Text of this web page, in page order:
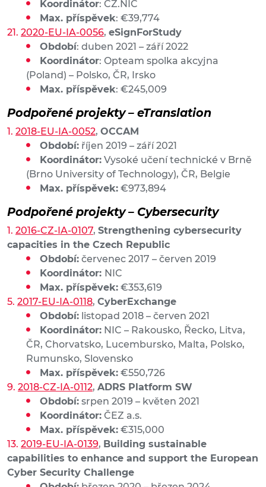
Koordinátor: CZ.NIC
Max. příspěvek: €39,774
2020-EU-IA-0056, eSignForStudy
Období: duben 2021 – září 2022
Koordinátor: Opteam spolka akcyjna
(Poland) – Polsko, ČR, Irsko
Max. příspěvek: €245,009
Podpořené projekty – eTranslation
2018-EU-IA-0052, OCCAM
Období: říjen 2019 – září 2021
Koordinátor: Vysoké učení technické v Brně
(Brno University of Technology), ČR, Belgie
Max. příspěvek: €973,894
Podpořené projekty – Cybersecurity
2016-CZ-IA-0107, Strengthening cybersecurity
capacities in the Czech Republic
Období: červenec 2017 – červen 2019
Koordinátor: NIC
Max. příspěvek: €353,619
2017-EU-IA-0118, CyberExchange
Období: listopad 2018 – červen 2021
Koordinátor: NIC – Rakousko, Řecko, Litva,
ČR, Chorvatsko, Lucembursko, Malta, Polsko,
Rumunsko, Slovensko
Max. příspěvek: €550,726
2018-CZ-IA-0112, ADRS Platform SW
Období: srpen 2019 – květen 2021
Koordinátor: ČEZ a.s.
Max. příspěvek: €315,000
2019-EU-IA-0139, Building sustainable
capabilities to enhance and support the European
Cyber Security Challenge